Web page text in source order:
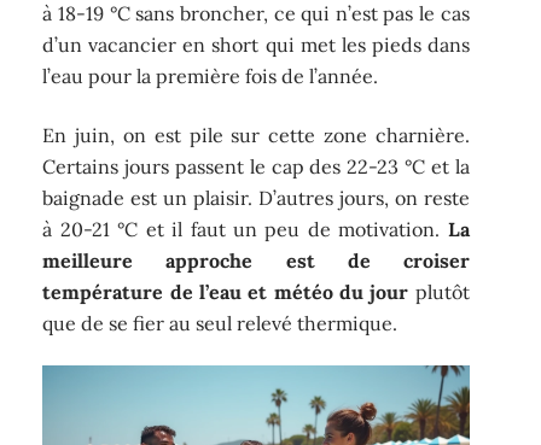
à 18-19 °C sans broncher, ce qui n’est pas le cas
d’un vacancier en short qui met les pieds dans
l’eau pour la première fois de l’année.
En juin, on est pile sur cette zone charnière.
Certains jours passent le cap des 22-23 °C et la
baignade est un plaisir. D’autres jours, on reste
à 20-21 °C et il faut un peu de motivation. La
meilleure approche est de croiser
température de l’eau et météo du jour plutôt
que de se fier au seul relevé thermique.